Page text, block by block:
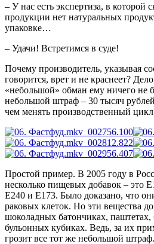
– У нас есть экспертиза, в которой
продукции нет натуральных
упаковке…
– Удачи! Встретимся в суде!
Почему производитель, указывая
говорится, врет и не краснеет?
«небольшой» обман ему ничего не
небольшой штраф – 30 тысяч
чем менять производственный
Простой пример. В 2005 году в
несколько пищевых добавок – это
Е240 и Е173. Было доказано, что
раковых клеток. Но эти вещества
шоколадных батончиках,
бульонных кубиках. Ведь, за их
грозит все тот же небольшой штраф.